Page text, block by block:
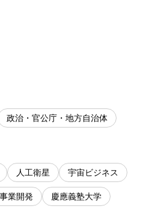
政治・官公庁・地方自治体
人工衛星 宇宙ビジネス
業開発 慶應義塾大学